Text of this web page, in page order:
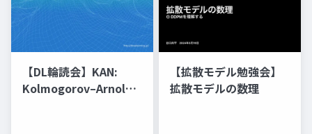
【DL輪読会】KAN:
Kolmogorov–Arnold
【拡散モデル勉強会】
拡散モデルの数理